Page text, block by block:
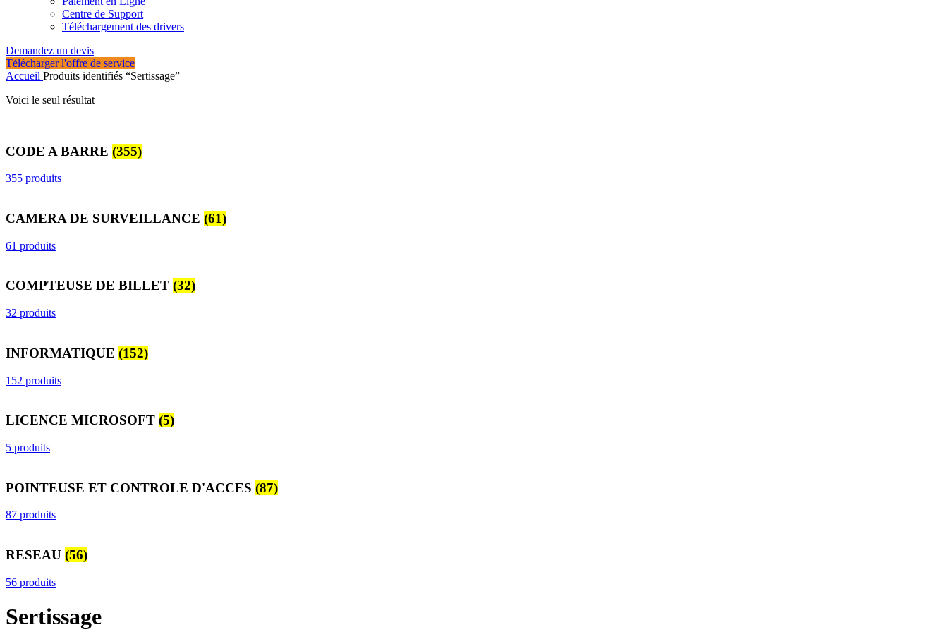
Centre de Support
Téléchargement des drivers
Demandez un devis
Télécharger l'offre de service
Accueil Produits identifiés “Sertissage”
Voici le seul résultat
CODE A BARRE (355)
355 produits
CAMERA DE SURVEILLANCE (61)
61 produits
COMPTEUSE DE BILLET (32)
32 produits
INFORMATIQUE (152)
152 produits
LICENCE MICROSOFT (5)
5 produits
POINTEUSE ET CONTROLE D'ACCES (87)
87 produits
RESEAU (56)
56 produits
Sertissage